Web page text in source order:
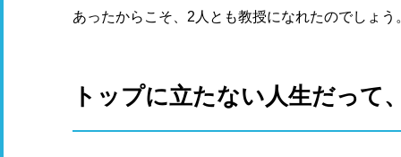
あったからこそ、2人とも教授になれたのでしょう
トップに立たない人生だって